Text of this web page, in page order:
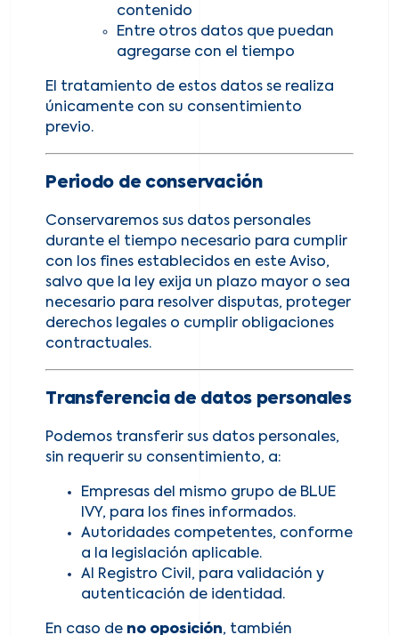
contenido
Entre otros datos que puedan
agregarse con el tiempo
El tratamiento de estos datos se realiza
únicamente con su consentimiento
previo.
Periodo de conservación
Conservaremos sus datos personales
durante el tiempo necesario para cumplir
con los fines establecidos en este Aviso,
salvo que la ley exija un plazo mayor o sea
necesario para resolver disputas, proteger
derechos legales o cumplir obligaciones
contractuales.
Transferencia de datos personales
Podemos transferir sus datos personales,
sin requerir su consentimiento, a:
Empresas del mismo grupo de BLUE
IVY, para los fines informados.
Autoridades competentes, conforme
a la legislación aplicable.
Al Registro Civil, para validación y
autenticación de identidad.
En caso de no oposición, también